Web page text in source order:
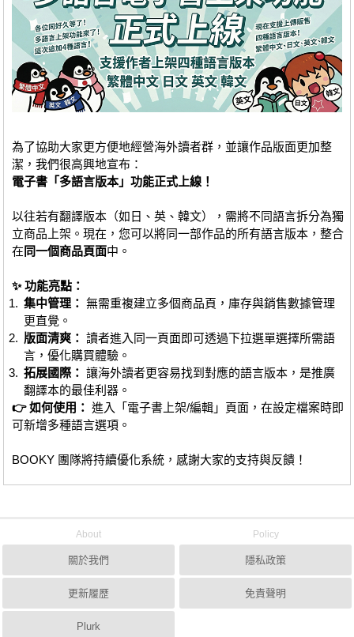
社團管理中心
登入BOOKY委託管理
為了協助大家更方便地經營海外讀者群，並讓作品版面更加整
潔，我們很高興地宣布：
電子書「多語言版本」功能正式上線！
以往若有翻譯版本（如日、英、韓文），需將不同語言拆分為獨
立商品上架。現在，您可以將同一部作品的所有語言版本，整合
在 同一個商品頁面中。
✨ 功能亮點：
集中管理： 無需重複建立多個商品頁，庫存與銷售數據管理
更直覺。
版面清爽： 讀者進入同一頁面即可透過下拉選單選擇所需語
言，優化購買體驗。
拓展國際： 讓海外讀者更容易找到對應的語言版本，是推廣
翻譯本的最佳利器。
👉 如何使用： 進入「電子書上架/編輯」頁面，在設定檔案時即
可新增多種語言選項。
BOOKY 團隊將持續優化系統，感謝大家的支持與反饋！
About
關於我們
更新履歷
Plurk
Policy
隱私政策
免責聲明